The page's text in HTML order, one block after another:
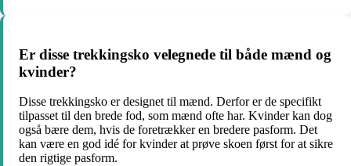
Er disse trekkingsko velegnede til både mænd og
kvinder?
Disse trekkingsko er designet til mænd. Derfor er de specifikt
tilpasset til den brede fod, som mænd ofte har. Kvinder kan dog
også bære dem, hvis de foretrækker en bredere pasform. Det
kan være en god idé for kvinder at prøve skoen først for at sikre
den rigtige pasform.